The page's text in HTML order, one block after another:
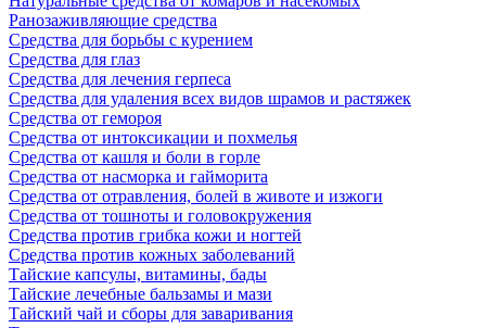
Ранозаживляющие средства
Средства для борьбы с курением
Средства для глаз
Средства для лечения герпеса
Средства для удаления всех видов шрамов и растяжек
Средства от гемороя
Средства от интоксикации и похмелья
Средства от кашля и боли в горле
Средства от насморка и гайморита
Средства от отравления, болей в животе и изжоги
Средства от тошноты и головокружения
Средства против грибка кожи и ногтей
Средства против кожных заболеваний
Тайские капсулы, витамины, бады
Тайские лечебные бальзамы и мази
Тайский чай и сборы для заваривания